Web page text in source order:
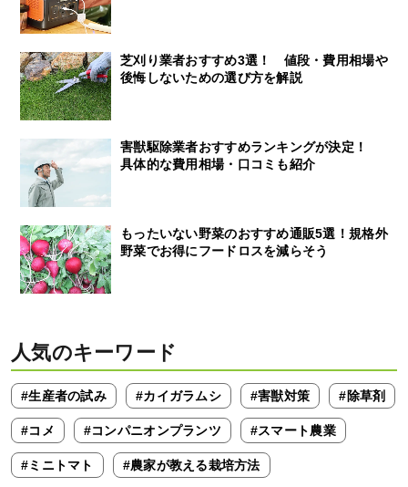
芝刈り業者おすすめ3選！ 値段・費用相場や
後悔しないための選び方を解説
害獣駆除業者おすすめランキングが決定！
具体的な費用相場・口コミも紹介
もったいない野菜のおすすめ通販5選！規格外
野菜でお得にフードロスを減らそう
人気のキーワード
#生産者の試み #カイガラムシ #害獣対策 #除草剤
#コメ #コンパニオンプランツ #スマート農業
#ミニトマト #農家が教える栽培方法